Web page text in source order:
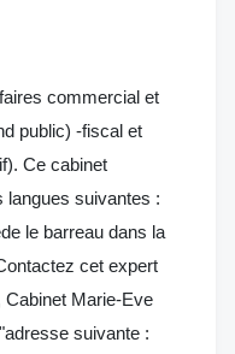
commercial et
public) -fiscal et
Ce cabinet
langues suivantes :
le barreau dans la
cet expert
Cabinet Marie-Eve
suivante :